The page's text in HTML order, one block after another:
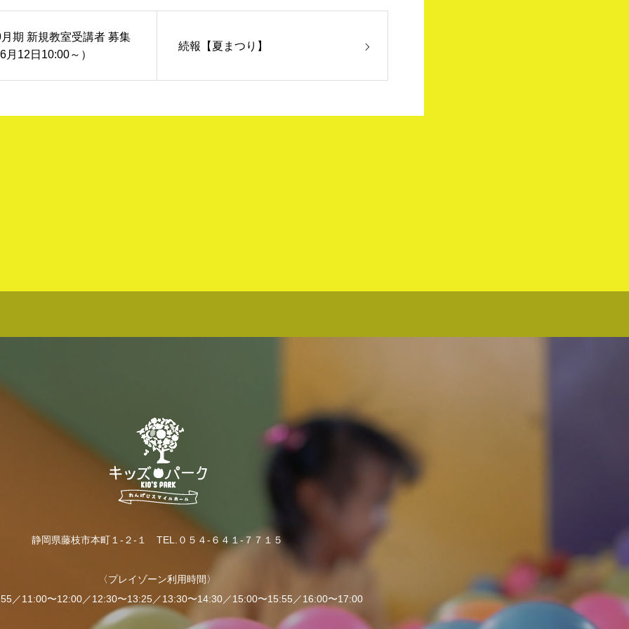
期 新規教室受講者 募集
月12日10:00～）
続報【夏まつり】
静岡県藤枝市本町１-２-１ TEL.０５４-６４１-７７１５
〈プレイゾーン利用時間〉
／11:00〜12:00／12:30〜13:25／13:30〜14:30／15:00〜15:55／16:00〜17:00